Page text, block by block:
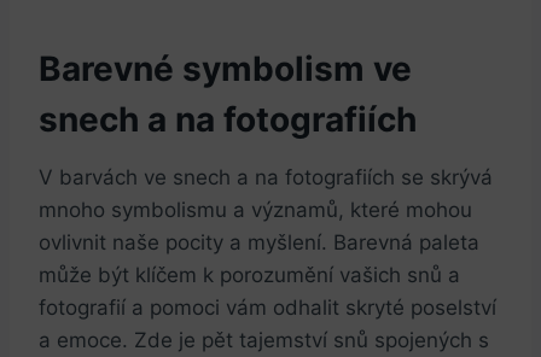
Barevné symbolism ve
snech a na fotografiích
V barvách ve snech a na fotografiích se skrývá
mnoho symbolismu a významů, které mohou
ovlivnit naše pocity a myšlení. Barevná paleta
může být klíčem k porozumění vašich snů a
fotografií a pomoci vám odhalit skryté poselství
a emoce. Zde je pět tajemství snů spojených s